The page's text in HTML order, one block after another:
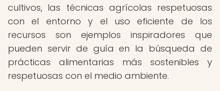
cultivos, las técnicas agrícolas respetuosas
con el entorno y el uso eficiente de los
recursos son ejemplos inspiradores que
pueden servir de guía en la búsqueda de
prácticas alimentarias más sostenibles y
respetuosas con el medio ambiente.